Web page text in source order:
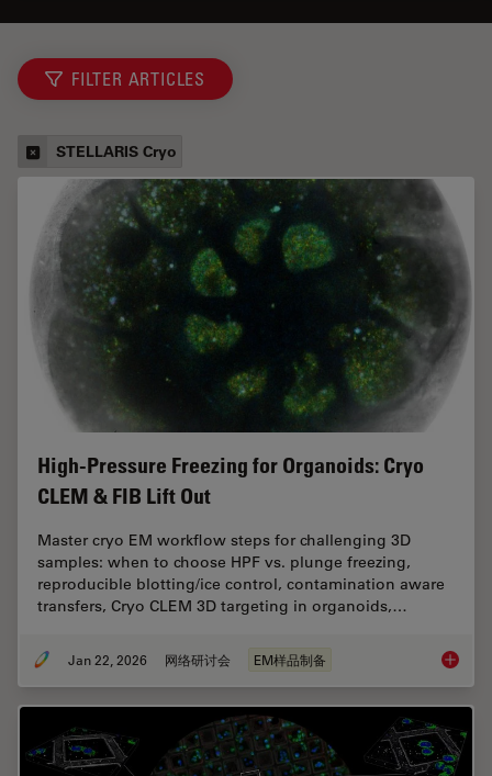
FILTER ARTICLES
STELLARIS Cryo
High-Pressure Freezing for Organoids: Cryo
CLEM & FIB Lift Out
Master cryo EM workflow steps for challenging 3D
samples: when to choose HPF vs. plunge freezing,
reproducible blotting/ice control, contamination aware
transfers, Cryo CLEM 3D targeting in organoids,…
Jan 22, 2026 网络研讨会 EM样品制备 High-